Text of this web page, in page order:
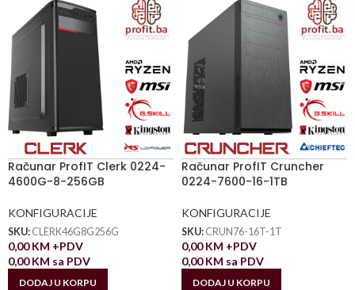
Računar ProfIT Clerk 0224-
4600G-8-256GB
KONFIGURACIJE
SKU: CLERK46G8G256G
0,00KM +PDV
0,00KM sa PDV
DODAJ U KORPU
Računar ProfIT Cruncher
0224-7600-16-1TB
KONFIGURACIJE
SKU: CRUN76-16T-1T
0,00KM +PDV
0,00KM sa PDV
DODAJ U KORPU